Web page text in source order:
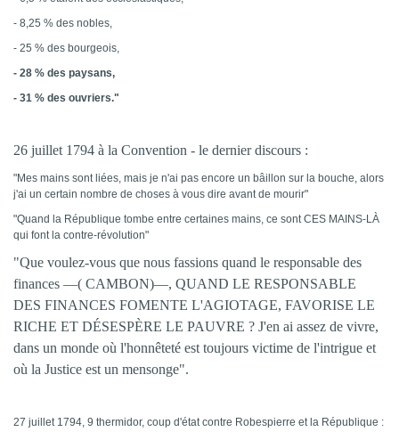
- 8,25 % des nobles,
- 25 % des bourgeois,
- 28 % des paysans,
- 31 % des ouvriers."
26 juillet 1794 à la Convention - le dernier discours :
"Mes mains sont liées, mais je n'ai pas encore un bâillon sur la bouche, alors
j'ai un certain nombre de choses à vous dire avant de mourir"
"Quand la République tombe entre certaines mains, ce sont CES MAINS-LÀ
qui font la contre-révolution"
"Que voulez-vous que nous fassions quand le responsable des
finances —( CAMBON)—, QUAND LE RESPONSABLE
DES FINANCES FOMENTE L'AGIOTAGE, FAVORISE LE
RICHE ET DÉSESPÈRE LE PAUVRE ? J'en ai assez de vivre,
dans un monde où l'honnêteté est toujours victime de l'intrigue et
où la Justice est un mensonge".
27 juillet 1794, 9 thermidor, coup d'état contre Robespierre et la République :